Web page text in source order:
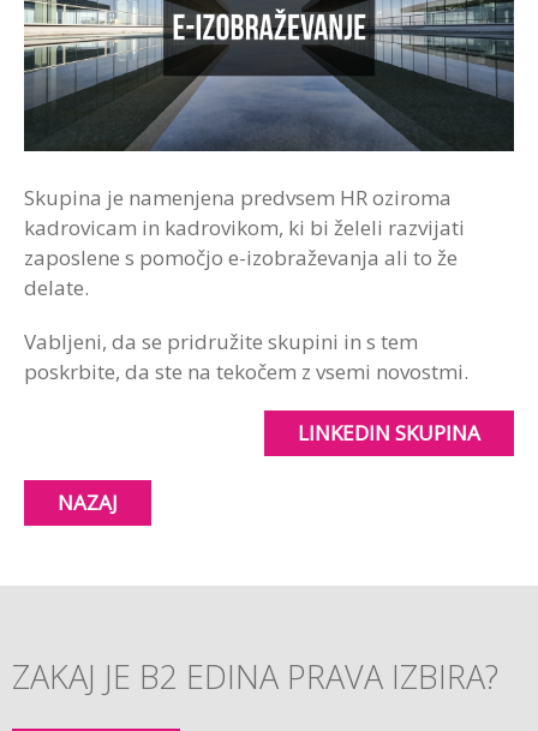
Skupina je namenjena predvsem HR oziroma
kadrovicam in kadrovikom, ki bi želeli razvijati
zaposlene s pomočjo e-izobraževanja ali to že
delate.
Vabljeni, da se pridružite skupini in s tem
poskrbite, da ste na tekočem z vsemi novostmi.
LINKEDIN SKUPINA
NAZAJ
ZAKAJ JE B2 EDINA PRAVA IZBIRA?